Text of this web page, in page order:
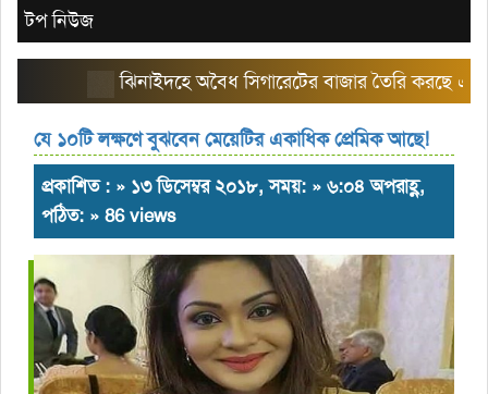
টপ নিউজ
ঝিনাইদহে অবৈধ সিগারেটের বাজার তৈরি করছে এরিয়া
যে ১০টি লক্ষণে বুঝবেন মেয়েটির একাধিক প্রেমিক আছে!
প্রকাশিত : » ১৩ ডিসেম্বর ২০১৮, সময়: » ৬:০৪ অপরাহ্ণ,
পঠিত: » 86 views